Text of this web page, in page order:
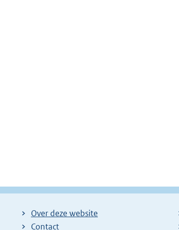
Over deze website
Contact